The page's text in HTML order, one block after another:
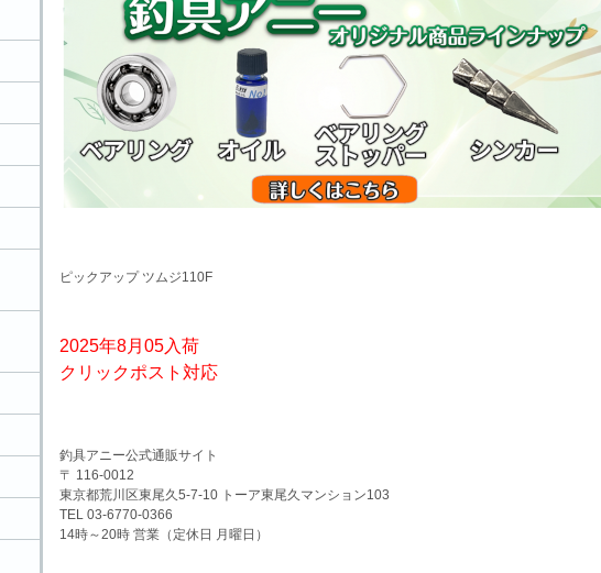
ピックアップ ツムジ110F
2025年8月05入荷
クリックポスト対応
釣具アニー公式通販サイト
〒 116-0012
東京都荒川区東尾久5-7-10 トーア東尾久マンション103
TEL 03-6770-0366
14時～20時 営業（定休日 月曜日）